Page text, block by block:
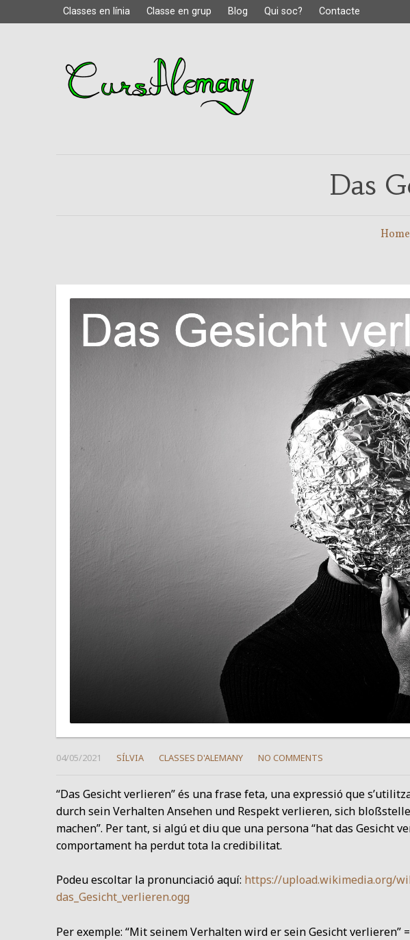
Classes en línia Classe en grup Blog Qui soc? Contacte
Das
Home
04/05/2021 SÍLVIA CLASSES D'ALEMANY NO COMMENTS
“Das Gesicht verlieren” és una frase feta, una expressió que
durch sein Verhalten Ansehen und Respekt verlieren, sich
machen”. Per tant, si algú et diu que una persona “hat das Gesicht
comportament ha perdut tota la credibilitat.
Podeu escoltar la pronunciació aquí: https://upload.wikimedia.org/
das_Gesicht_verlieren.ogg
Per exemple: “Mit seinem Verhalten wird er sein Gesicht verlieren”